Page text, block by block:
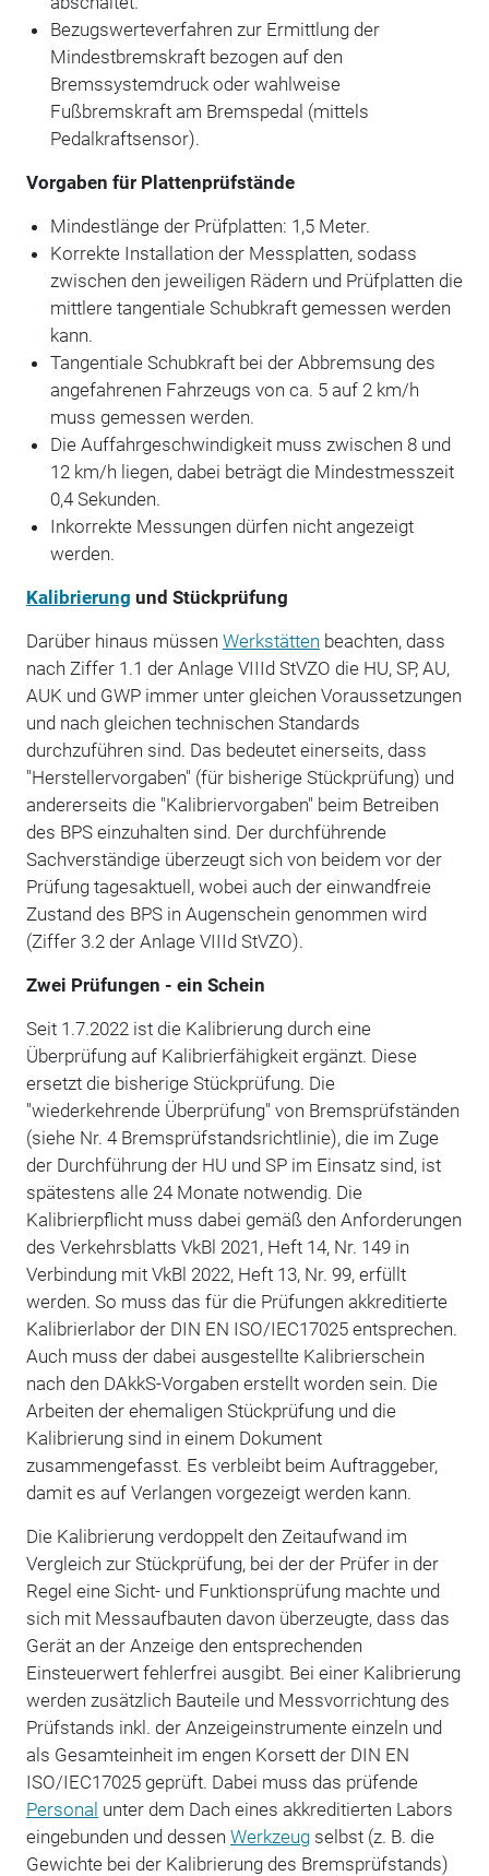
Bezugswerteverfahren zur Ermittlung der
Mindestbremskraft bezogen auf den
Bremssystemdruck oder wahlweise
Fußbremskraft am Bremspedal (mittels
Pedalkraftsensor).
Vorgaben für Plattenprüfstände
Mindestlänge der Prüfplatten: 1,5 Meter.
Korrekte Installation der Messplatten, sodass
zwischen den jeweiligen Rädern und Prüfplatten die
mittlere tangentiale Schubkraft gemessen werden
kann.
Tangentiale Schubkraft bei der Abbremsung des
angefahrenen Fahrzeugs von ca. 5 auf 2 km/h
muss gemessen werden.
Die Auffahrgeschwindigkeit muss zwischen 8 und
12 km/h liegen, dabei beträgt die Mindestmesszeit
0,4 Sekunden.
Inkorrekte Messungen dürfen nicht angezeigt
werden.
Kalibrierung und Stückprüfung
Darüber hinaus müssen Werkstätten beachten, dass
nach Ziffer 1.1 der Anlage VIIId StVZO die HU, SP, AU,
AUK und GWP immer unter gleichen Voraussetzungen
und nach gleichen technischen Standards
durchzuführen sind. Das bedeutet einerseits, dass
"Herstellervorgaben" (für bisherige Stückprüfung) und
andererseits die "Kalibriervorgaben" beim Betreiben
des BPS einzuhalten sind. Der durchführende
Sachverständige überzeugt sich von beidem vor der
Prüfung tagesaktuell, wobei auch der einwandfreie
Zustand des BPS in Augenschein genommen wird
(Ziffer 3.2 der Anlage VIIId StVZO).
Zwei Prüfungen - ein Schein
Seit 1.7.2022 ist die Kalibrierung durch eine
Überprüfung auf Kalibrierfähigkeit ergänzt. Diese
ersetzt die bisherige Stückprüfung. Die
"wiederkehrende Überprüfung" von Bremsprüfständen
(siehe Nr. 4 Bremsprüfstandsrichtlinie), die im Zuge
der Durchführung der HU und SP im Einsatz sind, ist
spätestens alle 24 Monate notwendig. Die
Kalibrierpflicht muss dabei gemäß den Anforderungen
des Verkehrsblatts VkBl 2021, Heft 14, Nr. 149 in
Verbindung mit VkBl 2022, Heft 13, Nr. 99, erfüllt
werden. So muss das für die Prüfungen akkreditierte
Kalibrierlabor der DIN EN ISO/IEC17025 entsprechen.
Auch muss der dabei ausgestellte Kalibrierschein
nach den DAkkS-Vorgaben erstellt worden sein. Die
Arbeiten der ehemaligen Stückprüfung und die
Kalibrierung sind in einem Dokument
zusammengefasst. Es verbleibt beim Auftraggeber,
damit es auf Verlangen vorgezeigt werden kann.
Die Kalibrierung verdoppelt den Zeitaufwand im
Vergleich zur Stückprüfung, bei der der Prüfer in der
Regel eine Sicht- und Funktionsprüfung machte und
sich mit Messaufbauten davon überzeugte, dass das
Gerät an der Anzeige den entsprechenden
Einsteuerwert fehlerfrei ausgibt. Bei einer Kalibrierung
werden zusätzlich Bauteile und Messvorrichtung des
Prüfstands inkl. der Anzeigeinstrumente einzeln und
als Gesamteinheit im engen Korsett der DIN EN
ISO/IEC17025 geprüft. Dabei muss das prüfende
Personal unter dem Dach eines akkreditierten Labors
eingebunden und dessen Werkzeugselbst (z. B. die
Gewichte bei der Kalibrierung des Bremsprüfstands)